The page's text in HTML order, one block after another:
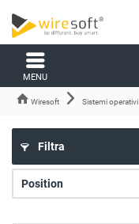
MENU
Wiresoft Sistemi operativi
Filtra